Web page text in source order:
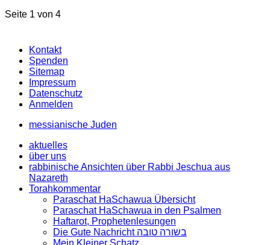
Seite 1 von 4
Kontakt
Spenden
Sitemap
Impressum
Datenschutz
Anmelden
messianische Juden
aktuelles
über uns
rabbinische Ansichten über Rabbi Jeschua aus
Nazareth
Torahkommentar
Paraschat HaSchawua Übersicht
Paraschat HaSchawua in den Psalmen
Haftarot, Prophetenlesungen
Die Gute Nachricht בשורה טובה